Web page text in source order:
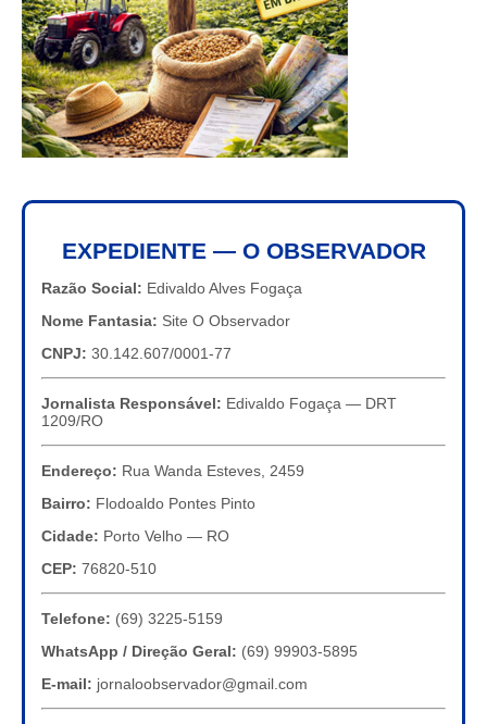
EXPEDIENTE — O OBSERVADOR
Razão Social: Edivaldo Alves Fogaça
Nome Fantasia: Site O Observador
CNPJ: 30.142.607/0001-77
Jornalista Responsável: Edivaldo Fogaça — DRT
1209/RO
Endereço: Rua Wanda Esteves, 2459
Bairro: Flodoaldo Pontes Pinto
Cidade: Porto Velho — RO
CEP: 76820-510
Telefone: (69) 3225-5159
WhatsApp / Direção Geral: (69) 99903-5895
E-mail: jornaloobservador@gmail.com